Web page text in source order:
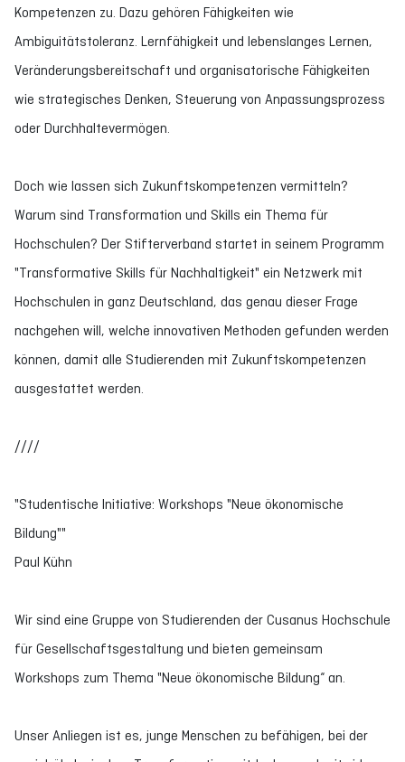
Kompetenzen zu. Dazu gehören Fähigkeiten wie
Ambiguitätstoleranz. Lernfähigkeit und lebenslanges Lernen,
Veränderungsbereitschaft und organisatorische Fähigkeiten
wie strategisches Denken, Steuerung von Anpassungsprozess
oder Durchhaltevermögen.
Doch wie lassen sich Zukunftskompetenzen vermitteln?
Warum sind Transformation und Skills ein Thema für
Hochschulen? Der Stifterverband startet in seinem Programm
"Transformative Skills für Nachhaltigkeit" ein Netzwerk mit
Hochschulen in ganz Deutschland, das genau dieser Frage
nachgehen will, welche innovativen Methoden gefunden werden
können, damit alle Studierenden mit Zukunftskompetenzen
ausgestattet werden.
////
"Studentische Initiative: Workshops "Neue ökonomische
Bildung""
Paul Kühn
Wir sind eine Gruppe von Studierenden der Cusanus Hochschule
für Gesellschaftsgestaltung und bieten gemeinsam
Workshops zum Thema "Neue ökonomische Bildung“ an.
Unser Anliegen ist es, junge Menschen zu befähigen, bei der